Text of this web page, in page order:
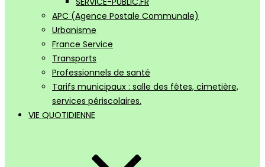
APC (Agence Postale Communale)
Urbanisme
France Service
Transports
Professionnels de santé
Tarifs municipaux : salle des fêtes, cimetière,
services périscolaires.
VIE QUOTIDIENNE